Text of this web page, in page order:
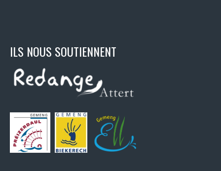
ILS NOUS SOUTIENNENT